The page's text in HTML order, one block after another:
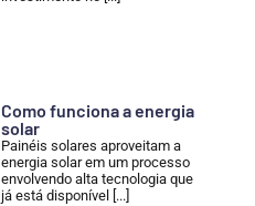
Como funciona a energia
solar
Painéis solares aproveitam a
energia solar em um processo
envolvendo alta tecnologia que
já está disponível [...]